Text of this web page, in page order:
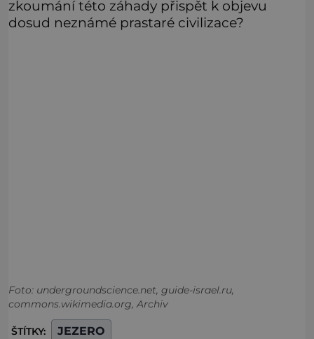
zkoumání této záhady přispět k objevu
dosud neznámé prastaré civilizace?
Foto: undergroundscience.net, guide-israel.ru,
commons.wikimedia.org, Archiv
ŠTÍTKY: JEZERO